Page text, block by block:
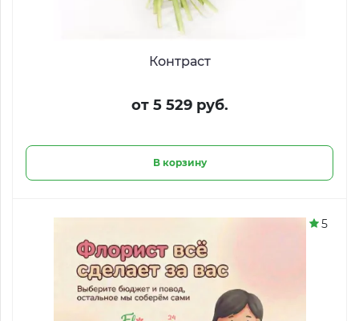
Контраст
от 5 529 руб.
В корзину
5